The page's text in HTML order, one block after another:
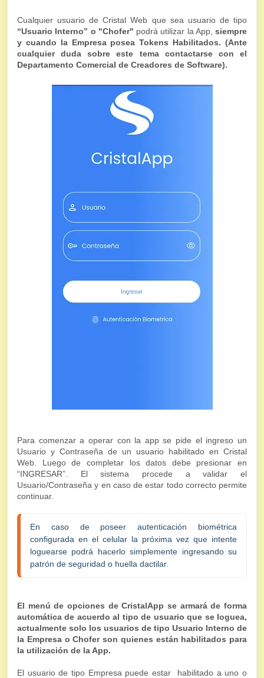
Cualquier usuario de Cristal Web que sea usuario de tipo
“Usuario Interno” o "Chofer" podrá utilizar la App, siempre
y cuando la Empresa posea Tokens Habilitados. (Ante
cualquier duda sobre este tema contactarse con el
Departamento Comercial de Creadores de Software).
Para comenzar a operar con la app se pide el ingreso un
Usuario y Contraseña de un usuario habilitado en Cristal
Web. Luego de completar los datos debe presionar en
“INGRESAR”. El sistema procede a validar el
Usuario/Contraseña y en caso de estar todo correcto permite
continuar.
En caso de poseer autenticación biométrica
configurada en el celular la próxima vez que intente
loguearse podrá hacerlo simplemente ingresando su
patrón de seguridad o huella dactilar.
El menú de opciones de CristalApp se armará de forma
automática de acuerdo al tipo de usuario que se loguea,
actualmente solo los usuarios de tipo Usuario Interno de
la Empresa o Chofer son quienes están habilitados para
la utilización de la App.
El usuario de tipo Empresa puede estar habilitado a uno o